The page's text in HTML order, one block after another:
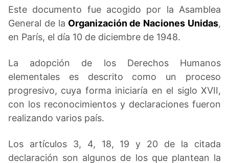
Este documento fue acogido por la Asamblea
General de la Organización de Naciones Unidas,
en París, el día 10 de diciembre de 1948.
La adopción de los Derechos Humanos
elementales es descrito como un proceso
progresivo, cuya forma iniciaría en el siglo XVII,
con los reconocimientos y declaraciones fueron
realizando varios país.
Los artículos 3, 4, 18, 19 y 20 de la citada
declaración son algunos de los que plantean la